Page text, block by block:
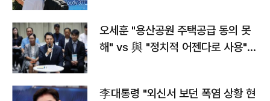
오세훈 "용산공원 주택공급 동의 못
해" vs 與 "정치적 어젠다로 사용"
李대통령 "외신서 보던 폭염 상황 현